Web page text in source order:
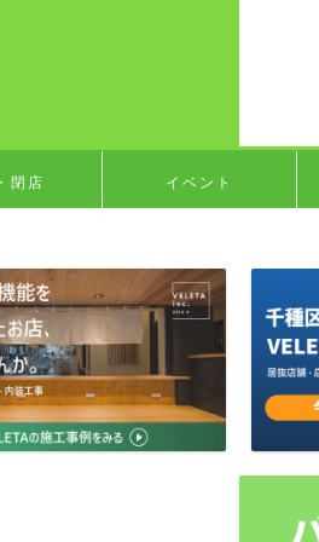
閉店 イベント